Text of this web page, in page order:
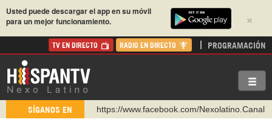
×
Usted puede descargar el app en su móvil
para un mejor funcionamiento.
TV EN DIRECTO RADIO EN DIRECTO PROGRAMACIÓN
SÍGANOS EN
https://www.facebook.com/Nexolatino.Canal